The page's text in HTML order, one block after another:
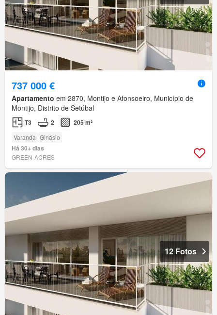
737 000 €
Apartamento em 2870, Montijo e Afonsoeiro, Município de
Montijo, Distrito de Setúbal
T3 2 205 m²
Varanda Ginásio
Há 30+ dias
GREEN-ACRES
12 Fotos